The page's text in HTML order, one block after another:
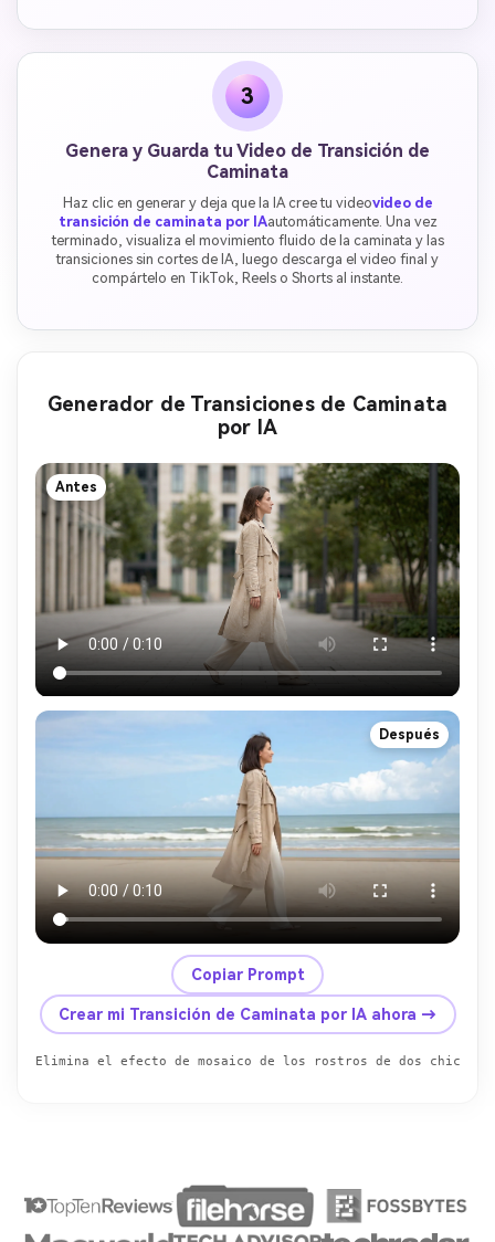
3
Genera y Guarda tu Video de Transición de
Caminata
Haz clic en generar y deja que la IA cree tu videovideo de
transición de caminata por IAautomáticamente. Una vez
terminado, visualiza el movimiento fluido de la caminata y las
transiciones sin cortes de IA, luego descarga el video final y
compártelo en TikTok, Reels o Shorts al instante.
Generador de Transiciones de Caminata
por IA
Antes
Después
Copiar Prompt
Crear mi Transición de Caminata por IA ahora →
Elimina el efecto de mosaico de los rostros de dos chicas